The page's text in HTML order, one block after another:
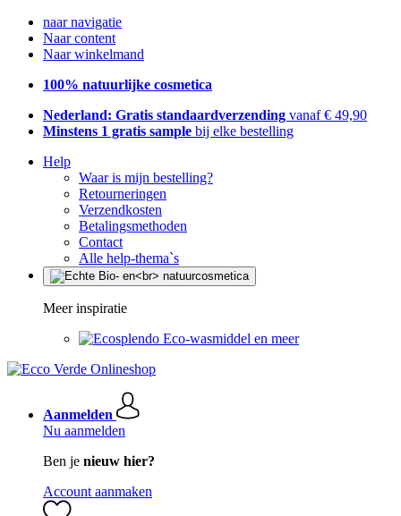
naar navigatie
Naar content
Naar winkelmand
100% natuurlijke cosmetica
Nederland: Gratis standaardverzending vanaf € 49,90
Minstens 1 gratis sample bij elke bestelling
Help
Waar is mijn bestelling?
Retourneringen
Verzendkosten
Betalingsmethoden
Contact
Alle help-thema`s
Meer inspiratie
Eco-wasmiddel en meer
Aanmelden
Nu aanmelden
Ben je nieuw hier?
Account aanmaken